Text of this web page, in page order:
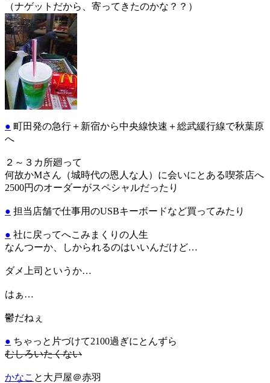
（ナゲットだから、寄ってきたのかな？？）
● 町田発の急行＋新宿から中央線快速＋総武緩行線で秋葉原
へ
２～３カ所廻って
何故かMさん（城時代の恩人な人）に会いにとある喫茶店へ
2500円のオーダーがスペシャルだったり
● 担当店舗で仕事用のUSBキーボードなど買ってみたり
● 社に戻ってへこみまくりの人生
なんつーか、しかられるのはいいんだけど…
ダメ上司というか…
はぁ…
鬱だねぇ
● ちゃっと片づけて2100過ぎにとんずら
むしろいたくない
かなこ と大戸屋＠赤羽